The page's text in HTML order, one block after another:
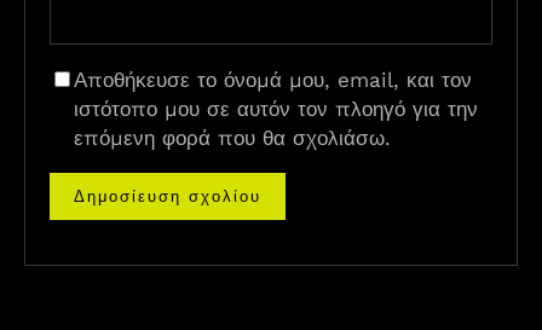
Αποθήκευσε το όνομά μου, email, και τον
ιστότοπο μου σε αυτόν τον πλοηγό για την
επόμενη φορά που θα σχολιάσω.